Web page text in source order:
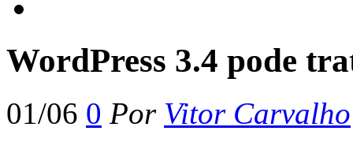
WordPress 3.4 pode
01/06 0 Por Vitor Carvalho